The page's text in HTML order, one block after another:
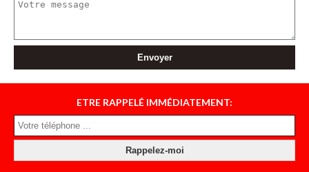
ETRE RAPPELÉ IMMÉDIATEMENT: